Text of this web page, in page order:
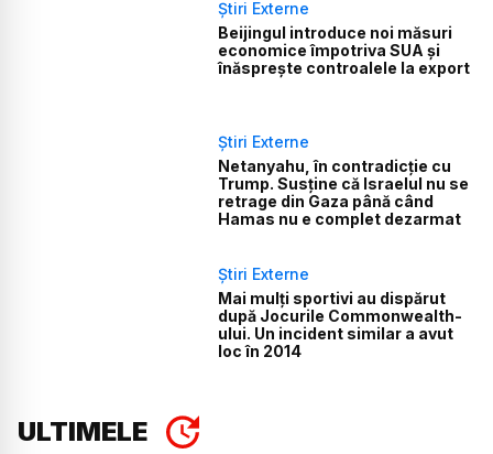
Știri Externe
Beijingul introduce noi măsuri
economice împotriva SUA și
înăsprește controalele la export
Știri Externe
Netanyahu, în contradicție cu
Trump. Susține că Israelul nu se
retrage din Gaza până când
Hamas nu e complet dezarmat
Știri Externe
Mai mulți sportivi au dispărut
după Jocurile Commonwealth-
ului. Un incident similar a avut
loc în 2014
ULTIMELE